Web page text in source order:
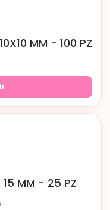
MM - 100 PZ
15 MM - 25 PZ